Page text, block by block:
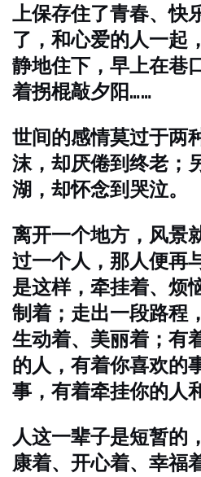
上保存住了青春、快
了，和心爱的人一起
静地住下，早上在巷
着拐棍敲夕阳……
世间的感情莫过于两
沫，却厌倦到终老；
湖，却怀念到哭泣。
离开一个地方，风景
过一个人，那人便再
是这样，牵挂着、烦
制着；走出一段路程
生动着、美丽着；有
的人，有着你喜欢的
事，有着牵挂你的人
人这一辈子是短暂的
康着、开心着、幸福